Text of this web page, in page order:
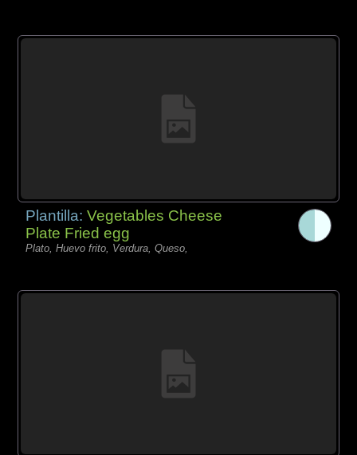
Plantilla:Vegetables Cheese
Plate Fried egg
Plato, Huevo frito, Verdura, Queso,